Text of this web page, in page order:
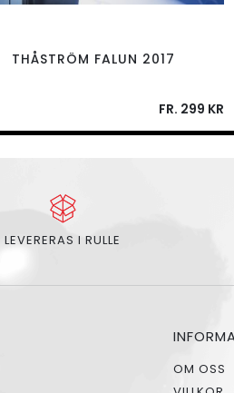
THÅSTRÖM FALUN 2017
FR. 299 KR
LEVERERAS I RULLE
OM OSS